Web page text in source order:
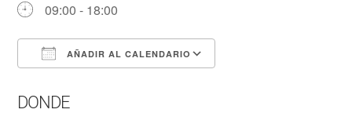
09:00 - 18:00
AÑADIR AL CALENDARIO
DONDE